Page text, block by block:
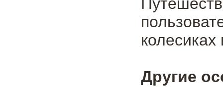
Другие